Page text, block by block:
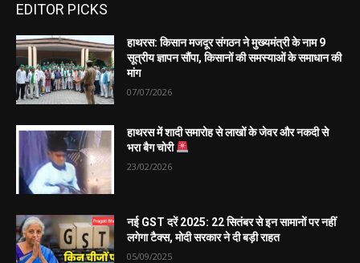
EDITOR PICKS
हाथरस: किसान मजदूर संगठन ने मुख्यमंत्री के नाम 9
सूत्रीय ज्ञापन सौंपा, किसानों की समस्याओं के समाधान की
मांग
07/07/2026
हाथरस में शादी समारोह से लाखों के जेवर और नकदी से
भरा बैग चोरी
23/02/2026
नई GST दरें 2025: 22 सितंबर से इन सामानों पर नहीं
लगेगा टैक्स, मोदी सरकार ने दी बड़ी राहत
05/09/2025